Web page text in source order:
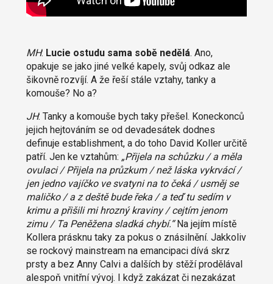
MH: Lucie ostudu sama sobě nedělá. Ano,
opakuje se jako jiné velké kapely, svůj odkaz ale
šikovně rozvíjí. A že řeší stále vztahy, tanky a
komouše? No a?
JH: Tanky a komouše bych taky přešel. Koneckonců
jejich hejtováním se od devadesátek dodnes
definuje establishment, a do toho David Koller určitě
patří. Jen ke vztahům: „Přijela na schůzku / a měla
ovulaci / Přijela na průzkum / než láska vykrvácí /
jen jedno vajíčko ve svatyni na to čeká / usměj se
maličko / a z deště bude řeka / a teď tu sedím v
krimu a přišili mi hrozný kraviny / cejtím jenom
zimu / Ta Peněžena sladká chybí.“Na jejím místě
Kollera prásknu taky za pokus o znásilnění. Jakkoliv
se rockový mainstream na emancipaci dívá skrz
prsty a bez Anny Calvi a dalších by stěží prodělával
alespoň vnitřní vývoj. I když zakázat či nezakázat